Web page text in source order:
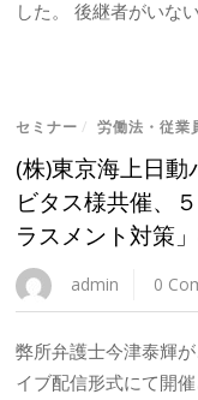
した。 後継者がいな
セミナー / 労働法・従業
(株)東京海上日
ビタス様共催、
ラスメント対策
admin 0
弊所弁護士今津泰輝
イブ配信形式にて開